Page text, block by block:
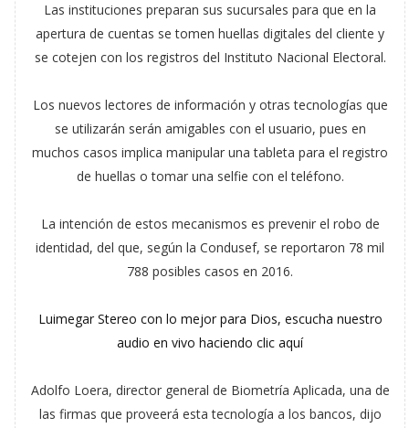
Las instituciones preparan sus sucursales para que en la
apertura de cuentas se tomen huellas digitales del cliente y
se cotejen con los registros del Instituto Nacional Electoral.
Los nuevos lectores de información y otras tecnologías que
se utilizarán serán amigables con el usuario, pues en
muchos casos implica manipular una tableta para el registro
de huellas o tomar una selfie con el teléfono.
La intención de estos mecanismos es prevenir el robo de
identidad, del que, según la Condusef, se reportaron 78 mil
788 posibles casos en 2016.
Luimegar Stereo con lo mejor para Dios, escucha nuestro
audio en vivo haciendo clic aquí
Adolfo Loera, director general de Biometría Aplicada, una de
las firmas que proveerá esta tecnología a los bancos, dijo